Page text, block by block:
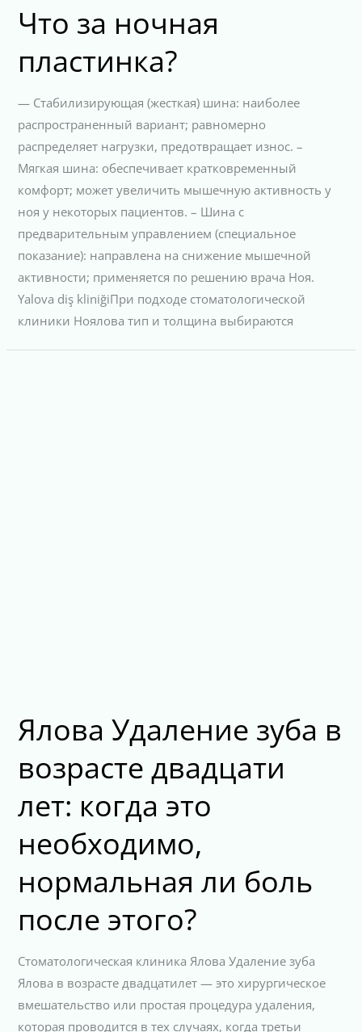
Что за ночная
пластинка?
— Стабилизирующая (жесткая) шина: наиболее
распространенный вариант; равномерно
распределяет нагрузки, предотвращает износ. –
Мягкая шина: обеспечивает кратковременный
комфорт; может увеличить мышечную активность у
ноя у некоторых пациентов. – Шина с
предварительным управлением (специальное
показание): направлена на снижение мышечной
активности; применяется по решению врача Ноя.
Yalova diş kliniğiПри подходе стоматологической
клиники Ноялова тип и толщина выбираются
Ялова Удаление зуба в
возрасте двадцати
лет: когда это
необходимо,
нормальная ли боль
после этого?
Стоматологическая клиника Ялова Удаление зуба
Ялова в возрасте двадцатилет — это хирургическое
вмешательство или простая процедура удаления,
которая проводится в тех случаях, когда третьи